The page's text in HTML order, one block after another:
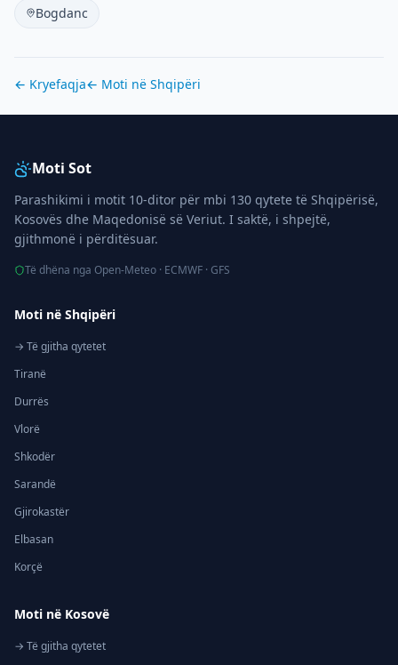
Bogdanc
← Kryefaqja← Moti në Shqipëri
Moti Sot
Parashikimi i motit 10-ditor për mbi 130 qytete të Shqipërisë,
Kosovës dhe Maqedonisë së Veriut. I saktë, i shpejtë,
gjithmonë i përditësuar.
Të dhëna nga Open-Meteo · ECMWF · GFS
Moti në Shqipëri
→ Të gjitha qytetet
Tiranë
Durrës
Vlorë
Shkodër
Sarandë
Gjirokastër
Elbasan
Korçë
Moti në Kosovë
→ Të gjitha qytetet